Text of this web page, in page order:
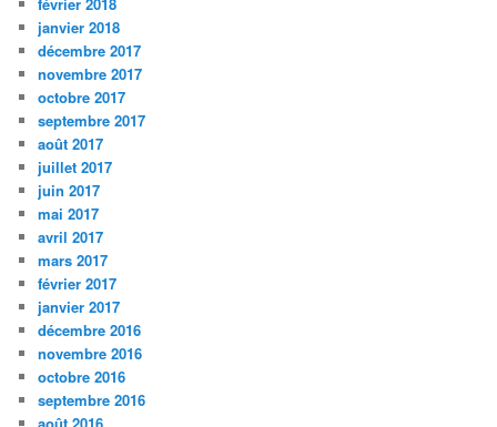
janvier 2018
décembre 2017
novembre 2017
octobre 2017
septembre 2017
août 2017
juillet 2017
juin 2017
mai 2017
avril 2017
mars 2017
février 2017
janvier 2017
décembre 2016
novembre 2016
octobre 2016
septembre 2016